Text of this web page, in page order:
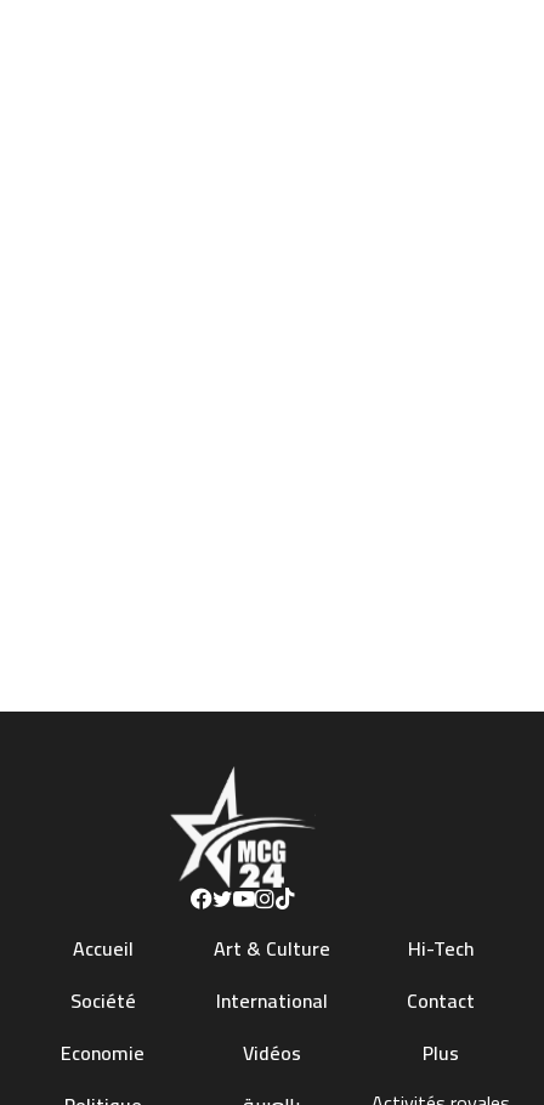
Accueil
Société
Economie
Art & Culture
International
Vidéos
Hi-Tech
Contact
Plus